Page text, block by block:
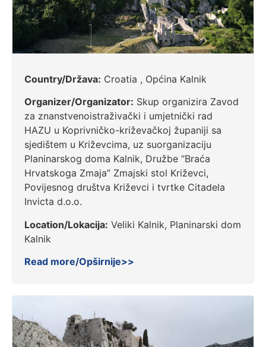
Country/Država: Croatia , Općina Kalnik
Organizer/Organizator: Skup organizira Zavod
za znanstvenoistraživački i umjetnički rad
HAZU u Koprivničko-križevačkoj županiji sa
sjedištem u Križevcima, uz suorganizaciju
Planinarskog doma Kalnik, Družbe “Braća
Hrvatskoga Zmaja” Zmajski stol Križevci,
Povijesnog društva Križevci i tvrtke Citadela
Invicta d.o.o.
Location/Lokacija: Veliki Kalnik, Planinarski dom
Kalnik
Read more/Opširnije>>